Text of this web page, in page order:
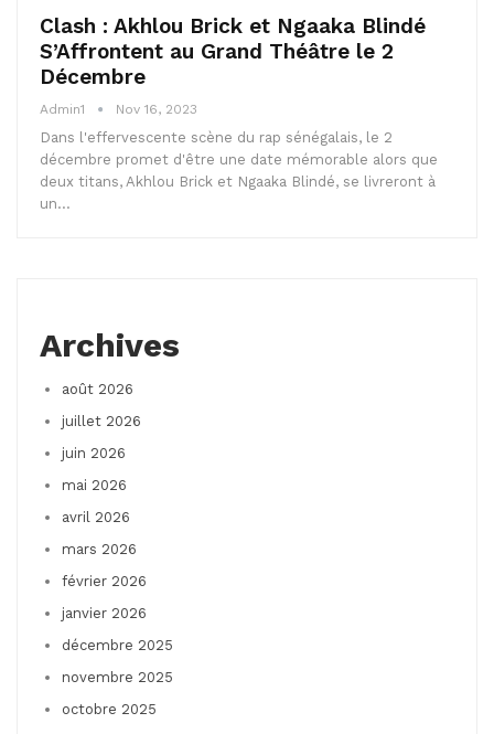
Clash : Akhlou Brick et Ngaaka Blindé
S’Affrontent au Grand Théâtre le 2
Décembre
Admin1 Nov 16, 2023
Dans l'effervescente scène du rap sénégalais, le 2
décembre promet d'être une date mémorable alors que
deux titans, Akhlou Brick et Ngaaka Blindé, se livreront à
un…
Archives
août 2026
juillet 2026
juin 2026
mai 2026
avril 2026
mars 2026
février 2026
janvier 2026
décembre 2025
novembre 2025
octobre 2025